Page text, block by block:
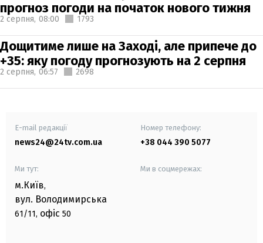
прогноз погоди на початок нового тижня
2 серпня, 08:00 1793
Дощитиме лише на Заході, але припече до
+35: яку погоду прогнозують на 2 серпня
2 серпня, 06:57 2698
E-mail редакції
news24@24tv.com.ua
Номер телефону:
+38 044 390 5077
Ми тут:
м.Київ,
вул. Володимирська
61/11, офіс 50
Ми в соцмережах: